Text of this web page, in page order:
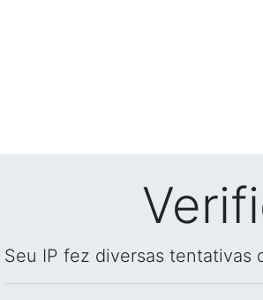
Seu IP fez diversas tentativas